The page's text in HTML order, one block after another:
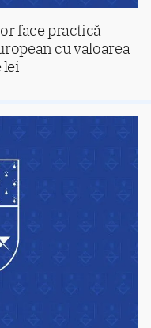
face practică
cu valoarea